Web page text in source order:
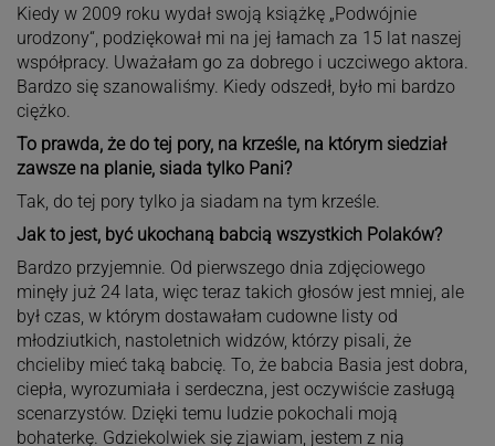
Kiedy w 2009 roku wydał swoją książkę „Podwójnie
urodzony“, podziękował mi na jej łamach za 15 lat naszej
współpracy. Uważałam go za dobrego i uczciwego aktora.
Bardzo się szanowaliśmy. Kiedy odszedł, było mi bardzo
ciężko.
To prawda, że do tej pory, na krześle, na którym siedział
zawsze na planie, siada tylko Pani?
Tak, do tej pory tylko ja siadam na tym krześle.
Jak to jest, być ukochaną babcią wszystkich Polaków?
Bardzo przyjemnie. Od pierwszego dnia zdjęciowego
minęły już 24 lata, więc teraz takich głosów jest mniej, ale
był czas, w którym dostawałam cudowne listy od
młodziutkich, nastoletnich widzów, którzy pisali, że
chcieliby mieć taką babcię. To, że babcia Basia jest dobra,
ciepła, wyrozumiała i serdeczna, jest oczywiście zasługą
scenarzystów. Dzięki temu ludzie pokochali moją
bohaterkę. Gdziekolwiek się zjawiam, jestem z nią